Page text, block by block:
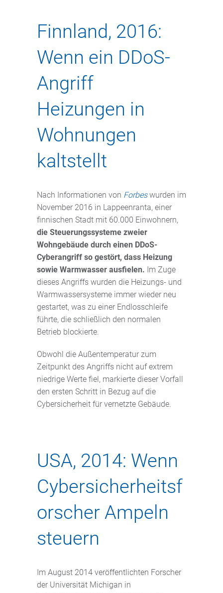
Finnland, 2016:
Wenn ein DDoS-
Angriff
Heizungen in
Wohnungen
kaltstellt
Nach Informationen von Forbeswurden im
November 2016 in Lappeenranta, einer
finnischen Stadt mit 60.000 Einwohnern,
die Steuerungssysteme zweier
Wohngebäude durch einen DDoS-
Cyberangriff so gestört, dass Heizung
sowie Warmwasser ausfielen. Im Zuge
dieses Angriffs wurden die Heizungs- und
Warmwassersysteme immer wieder neu
gestartet, was zu einer Endlosschleife
führte, die schließlich den normalen
Betrieb blockierte.
Obwohl die Außentemperatur zum
Zeitpunkt des Angriffs nicht auf extrem
niedrige Werte fiel, markierte dieser Vorfall
den ersten Schritt in Bezug auf die
Cybersicherheit für vernetzte Gebäude.
USA, 2014: Wenn
Cybersicherheitsf
orscher Ampeln
steuern
Im August 2014 veröffentlichten Forscher
der Universität Michigan in